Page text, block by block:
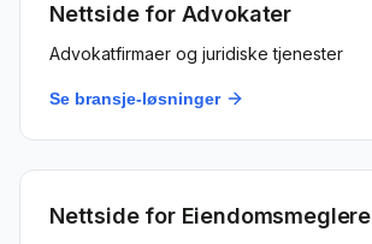
Nettside for Advokater
Advokatfirmaer og juridiske tjenester
Se bransje-løsninger
Nettside for Eiendomsmeglere